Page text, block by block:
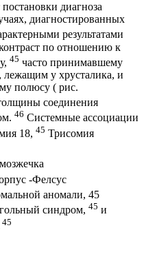
диагноза
диагностированных
результатами
по отношению к
45 часто принимавшему
у хрусталика, и
полюсу ( рис.
соединения
46 Системные ассоциации
18, 45 Трисомия
мозжечка
-Фелсус
аномали, 45
синдром, 45 и
45